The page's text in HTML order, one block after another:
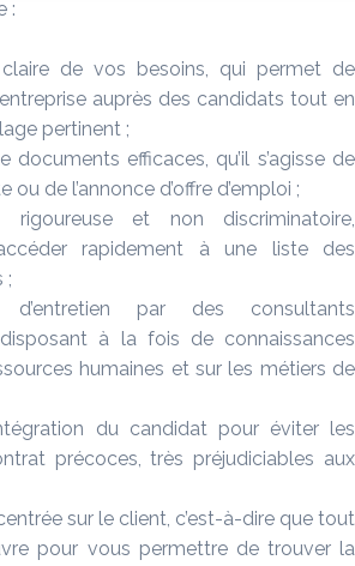
:
de vos besoins, qui permet de
auprès des candidats tout en
pertinent ;
documents efficaces, qu’il s’agisse de
ou de l’annonce d’offre d’emploi ;
rigoureuse et non discriminatoire,
rapidement à une liste des
;
par des consultants
à la fois de connaissances
humaines et sur les métiers de
du candidat pour éviter les
précoces, très préjudiciables aux
sur le client, c’est-à-dire que tout
pour vous permettre de trouver la